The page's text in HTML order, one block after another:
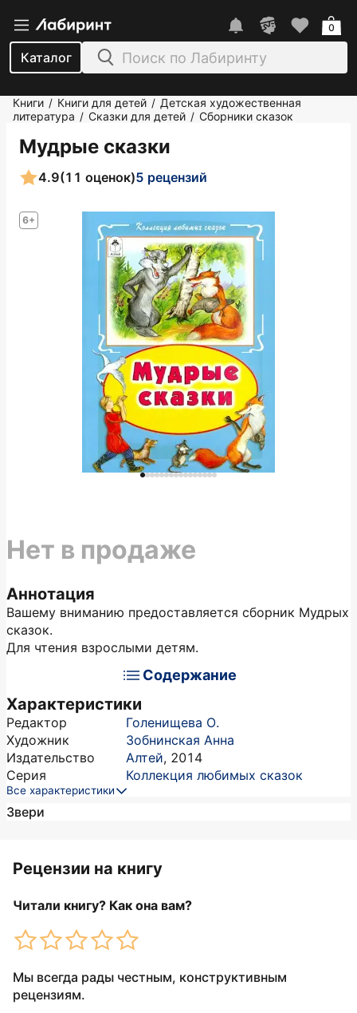
Каталог
0
Книги / Книги для детей / Детская художественная
литература / Сказки для детей / Сборники сказок
Мудрые сказки
6+
4.9(11 оценок)5 рецензий
Аннотация
Вашему вниманию предоставляется сборник Мудрых
сказок.
Для чтения взрослыми детям.
Содержание
Характеристики
Редактор
Голенищева О.
Художник
Зобнинская Анна
Издательство
Алтей, 2014
Серия
Коллекция любимых сказок
Все характеристики
Звери
Нет в продаже
Рецензии на книгу
Читали книгу? Как она вам?
Мы всегда рады честным, конструктивным
рецензиям.